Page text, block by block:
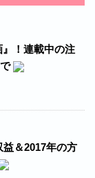
！連載中の注
益＆2017年の方